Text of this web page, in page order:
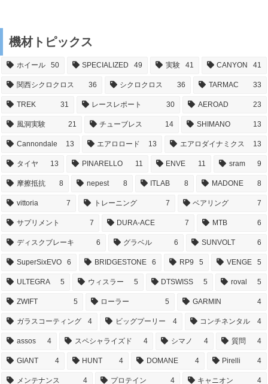
機材トピックス
ホイール 50 SPECIALIZED 49 実験 41 CANYON 41
関西シクロクロス 36 シクロクロス 36 TARMAC 33
TREK 31 レースレポート 30 AEROAD 23
風洞実験 21 チューブレス 14 SHIMANO 13
Cannondale 13 エアロロード 13 エアロダイナミクス 13
タイヤ 13 PINARELLO 11 ENVE 11 sram 9
摩擦抵抗 8 nepest 8 ITLAB 8 MADONE 8
vittoria 7 トレーニング 7 ベアリング 7
サプリメント 7 DURA-ACE 7 MTB 6
ディスクブレーキ 6 グラベル 6 SUNVOLT 6
SuperSixEVO 6 BRIDGESTONE 6 RP9 5 VENGE 5
ULTEGRA 5 ウィスラー 5 DTSWISS 5 roval 5
ZWIFT 5 ローラー 5 GARMIN 4
ガラスコーティング 4 ビッグプーリー 4 コンチネンタル 4
assos 4 スペシャライズド 4 シマノ 4 質問 4
GIANT 4 HUNT 4 DOMANE 4 Pirelli 4
メンテナンス 4 プロテイン 4 キャニオン 4